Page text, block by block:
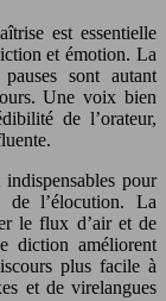
est essentielle
et émotion. La
sont autant
Une voix bien
de l’orateur,
pour
l’élocution. La
le flux d’air et de
diction améliorent
plus facile à
et de virelangues